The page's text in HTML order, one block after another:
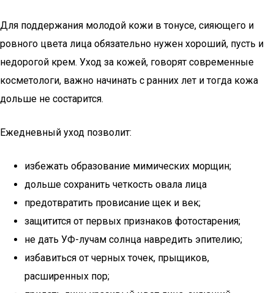
Для поддержания молодой кожи в тонусе, сияющего и
ровного цвета лица обязательно нужен хороший, пусть и
недорогой крем. Уход за кожей, говорят современные
косметологи, важно начинать с ранних лет и тогда кожа
дольше не состарится.
Ежедневный уход позволит:
избежать образование мимических морщин;
дольше сохранить четкость овала лица
предотвратить провисание щек и век;
защитится от первых признаков фотостарения;
не дать УФ-лучам солнца навредить эпителию;
избавиться от черных точек, прыщиков,
расширенных пор;